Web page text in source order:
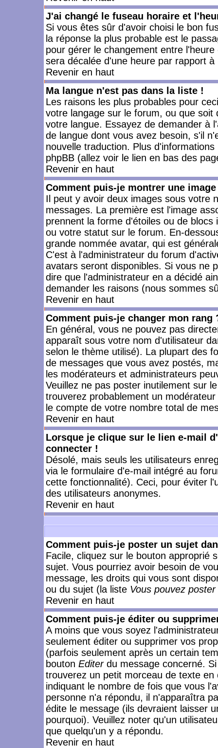
J'ai changé le fuseau horaire et
Si vous êtes sûr d'avoir choisi le bon
la réponse la plus probable est le
pour gérer le changement entre
sera décalée d'une heure par rapport à
Revenir en haut
Ma langue n'est pas dans la liste !
Les raisons les plus probables pour
votre langage sur le forum, ou que
votre langue. Essayez de demander à
de langue dont vous avez besoin, s'il
nouvelle traduction. Plus
phpBB (allez voir le lien en bas des
Revenir en haut
Comment puis-je montrer une
Il peut y avoir deux images sous votre
messages. La première est l'image
prennent la forme d'étoiles ou de
ou votre statut sur le forum. En-
grande nommée avatar, qui est
C'est à l'administrateur du forum
avatars seront disponibles. Si vous ne
dire que l'administrateur en a décidé
demander les raisons (nous sommes
Revenir en haut
Comment puis-je changer mon rang
En général, vous ne pouvez pas
apparaît sous votre nom d'utilisateur
selon le thème utilisé). La plupart des
de messages que vous avez postés,
les modérateurs et administrateurs
Veuillez ne pas poster inutilement sur
trouverez probablement un
le compte de votre nombre total de
Revenir en haut
Lorsque je clique sur le lien e-mail
connecter !
Désolé, mais seuls les utilisateurs
via le formulaire d'e-mail intégré au
cette fonctionnalité). Ceci, pour éviter
des utilisateurs anonymes.
Revenir en haut
Comment puis-je poster un sujet
Facile, cliquez sur le bouton approprié
sujet. Vous pourriez avoir besoin de
message, les droits qui vous sont
ou du sujet (la liste Vous pouvez
Revenir en haut
Comment puis-je éditer ou
A moins que vous soyez
seulement éditer ou supprimer vos
(parfois seulement après un certain
bouton Editerdu message concerné.
trouverez un petit morceau de texte
indiquant le nombre de fois que vous
personne n'a répondu, il n'apparaîtra
édite le message (ils devraient laisser
pourquoi). Veuillez noter qu'un
que quelqu'un y a répondu.
Revenir en haut